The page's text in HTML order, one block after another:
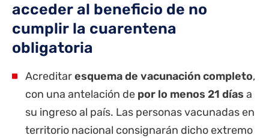
acceder al beneficio de no
cumplir la cuarentena
obligatoria
Acreditaresquema de vacunación completo,
con una antelación de por lo menos 21 días a
su ingreso al país. Las personas vacunadas en
territorio nacional consignarán dicho extremo